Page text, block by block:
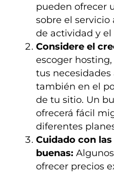
pueden ofrecer
sobre el
de actividad y
Considere el
escoger
tus necesidades
también en el
de tu sitio. Un
ofrecerá fácil
diferentes
Cuidado con
buenas:
ofrecer precios